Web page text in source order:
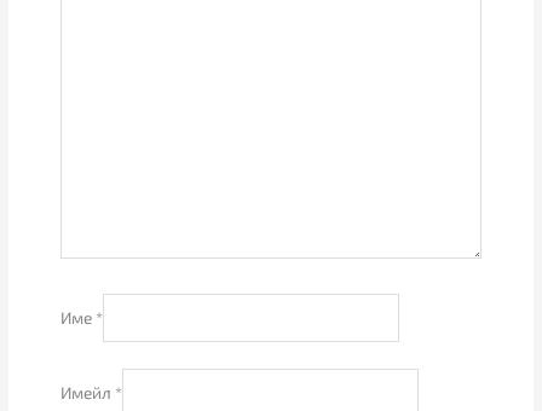
Име *
Имейл *